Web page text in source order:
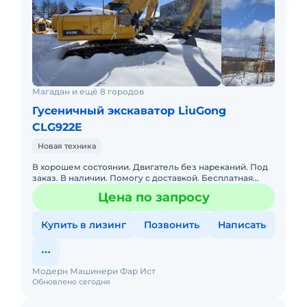
Защита кабины при опрокидывании ROPS;
Фары светодиодные на кабине, стреле, раме;
Опциональная доп. гидравлическая линия
двунаправленного потока высокого давления
на стреле и рукояти;
Опционально защитная решетка лобового
стекла кабины и защитная решетка крыши
кабины;
топливозаправочный насос;
Опционально камера заднего вида;
Опционально кресло оператора на
пневмоподвеске с электроподогревом фирмы
Grammar;
3000 моточасов при заключении Договора на
обслуживание до передачи техники;
Магадан и ещё 8 городов
Гусеничный экскаватор LiuGong
CLG922E
Новая техника
В хорошем состоянии. Двигатель без нареканий. Под
заказ. В наличии. Помогу с доставкой. Бесплатная
доставка. Не требует вложений. Готова к эксплуатации.
Возможн
Цена по запросу
Купить в лизинг Позвонить Написать
Обновлено сегодня
Модерн Машинери Фар Ист